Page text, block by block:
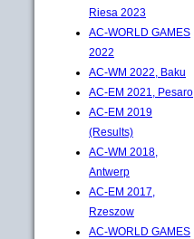
Riesa 2023
AC-WORLD GAMES
2022
AC-WM 2022, Baku
AC-EM 2021, Pesaro
AC-EM 2019
(Results)
AC-WM 2018,
Antwerp
AC-EM 2017,
Rzeszow
AC-WORLD GAMES